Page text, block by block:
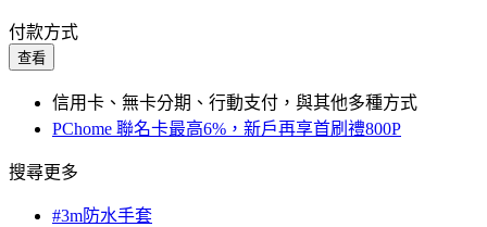
付款方式
查看
信用卡、無卡分期、行動支付，與其他多種方式
PChome 聯名卡最高6%，新戶再享首刷禮800P
搜尋更多
#3m防水手套